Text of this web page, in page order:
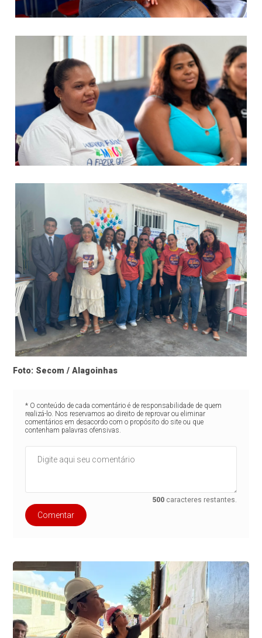
Foto: Secom / Alagoinhas
* O conteúdo de cada comentário é de responsabilidade de quem
realizá-lo. Nos reservamos ao direito de reprovar ou eliminar
comentários em desacordo com o propósito do site ou que
contenham palavras ofensivas.
500 caracteres restantes.
Comentar